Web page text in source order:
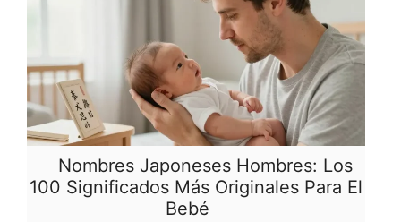
Nombres Japoneses Hombres: Los
100 Significados Más Originales Para El
Bebé